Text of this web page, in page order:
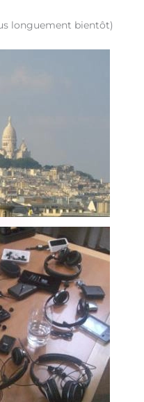
longuement bientôt)